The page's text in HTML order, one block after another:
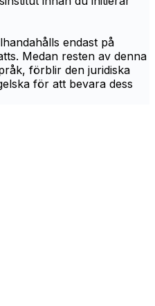
endast på
Medan resten av denna
förblir den juridiska
för att bevara dess